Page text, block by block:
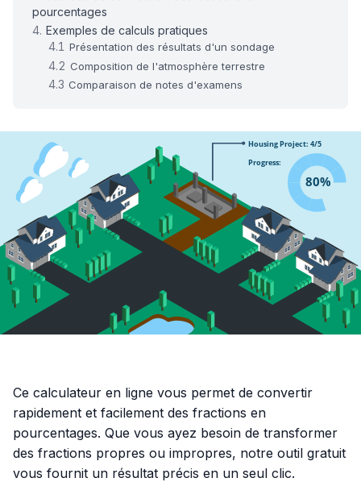
pourcentages
Exemples de calculs pratiques
Présentation des résultats d'un sondage
Composition de l'atmosphère terrestre
Comparaison de notes d'examens
Ce calculateur en ligne vous permet de convertir
rapidement et facilement des fractions en
pourcentages. Que vous ayez besoin de transformer
des fractions propres ou impropres, notre outil gratuit
vous fournit un résultat précis en un seul clic.